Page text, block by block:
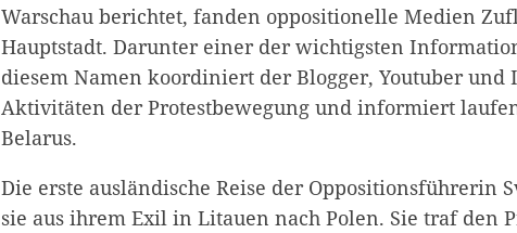
Warschau berichtet, fanden oppositionelle Medien
Hauptstadt. Darunter einer der wichtigsten
diesem Namen koordiniert der Blogger, Youtuber
Aktivitäten der Protestbewegung und informiert
Belarus.
Die erste ausländische Reise der Oppositionsführerin
sie aus ihrem Exil in Litauen nach Polen. Sie traf den